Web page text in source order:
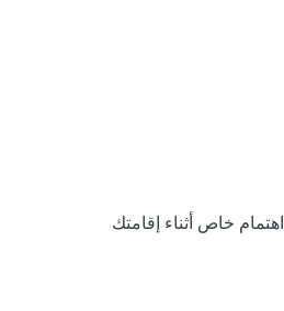
اهتمام خاص أثناء إقامتك